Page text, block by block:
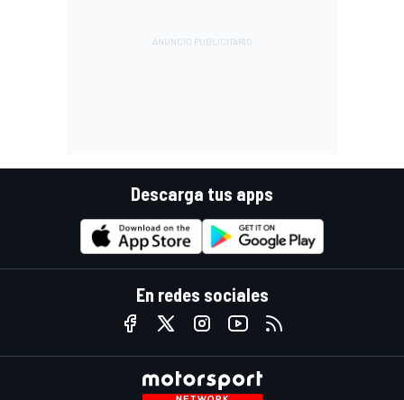
Descarga tus apps
En redes sociales